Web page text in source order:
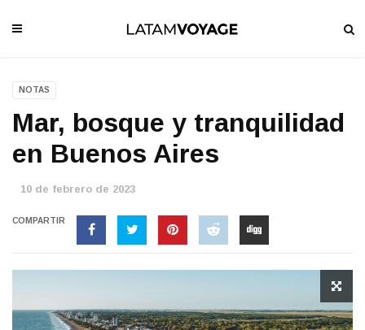
NOTAS
Mar, bosque y tranquilidad
en Buenos Aires
10 de febrero de 2023
COMPARTIR